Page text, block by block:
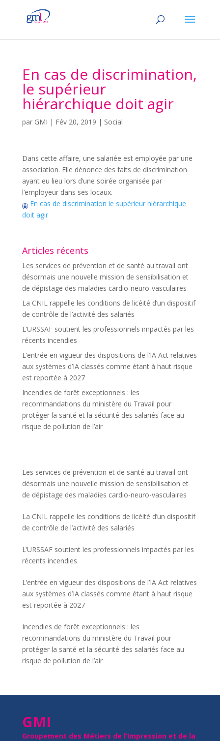
En cas de discrimination,
le supérieur
hiérarchique doit agir
par GMI | Fév 20, 2019 | Social
Dans cette affaire, une salariée est employée par une
association. Elle dénonce des faits de discrimination
ayant eu lieu lors d’une soirée organisée par
l’employeur dans ses locaux.
En cas de discrimination le supérieur hiérarchique
doit agir
Articles récents
Les services de prévention et de santé au travail ont
désormais une nouvelle mission de sensibilisation et
de dépistage des maladies cardio-neuro-vasculaires
La CNIL rappelle les conditions de licéité d’un dispositif
de contrôle de l’activité des salariés
L’URSSAF soutient les professionnels impactés par les
récents incendies
L’entrée en vigueur des dispositions de l’IA Act relatives
aux systèmes d’IA classés comme étant à haut risque
est reportée à 2027
Incendies de forêt exceptionnels : les
recommandations du ministère du Travail pour
protéger la santé et la sécurité des salariés face au
risque de pollution de l’air
Les services de prévention et de santé au travail ont
désormais une nouvelle mission de sensibilisation et
de dépistage des maladies cardio-neuro-vasculaires
La CNIL rappelle les conditions de licéité d’un dispositif
de contrôle de l’activité des salariés
L’URSSAF soutient les professionnels impactés par les
récents incendies
L’entrée en vigueur des dispositions de l’IA Act relatives
aux systèmes d’IA classés comme étant à haut risque
est reportée à 2027
Incendies de forêt exceptionnels : les
recommandations du ministère du Travail pour
protéger la santé et la sécurité des salariés face au
risque de pollution de l’air
GMI
Groupement des Métiers de l’Impression et de la